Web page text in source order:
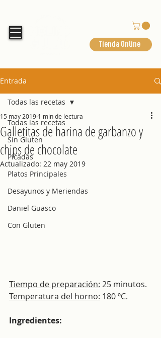
Tienda Online
Entrada
Todas las recetas
Sin Gluten
Picadas
Platos Principales
Desayunos y Meriendas
Daniel Guasco
Con Gluten
Todas las recetas
Galletitas de harina de garbanzo y
chips de chocolate
15 may 2019 1 min de lectura
Actualizado: 22 may 2019
Tiempo de preparación: 25 minutos.
Temperatura del horno: 180 ºC.
Ingredientes: